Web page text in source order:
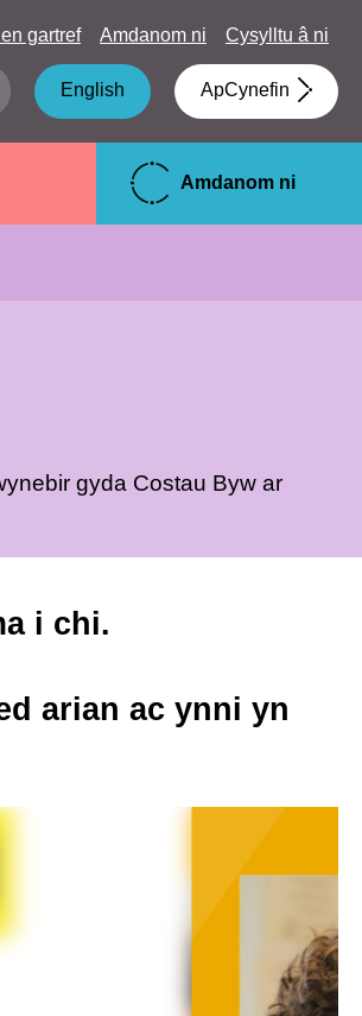
gartref Amdanom ni Cysylltu â ni
English ApCynefin
Amdanom ni
gyda Costau Byw ar
i chi.
arian ac ynni yn